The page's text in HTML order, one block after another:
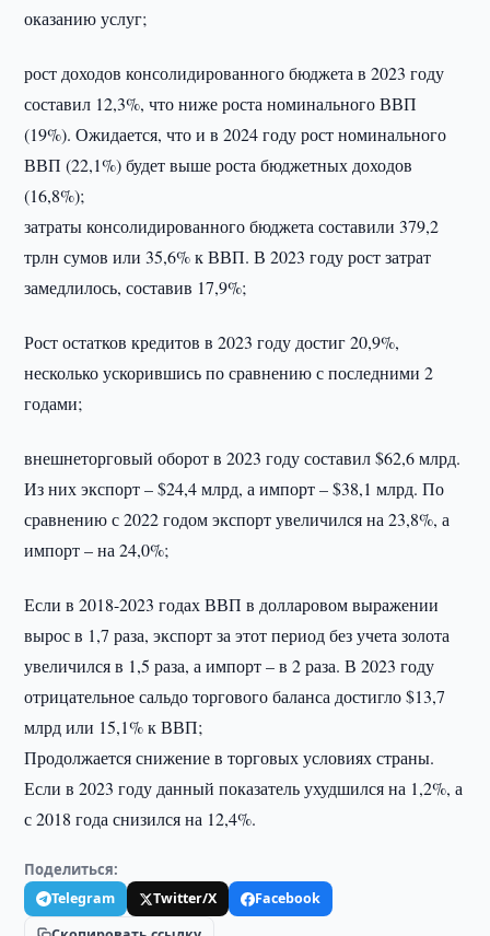
оказанию услуг;
рост доходов консолидированного бюджета в 2023 году
составил 12,3%, что ниже роста номинального ВВП
(19%). Ожидается, что и в 2024 году рост номинального
ВВП (22,1%) будет выше роста бюджетных доходов
(16,8%);
затраты консолидированного бюджета составили 379,2
трлн сумов или 35,6% к ВВП. В 2023 году рост затрат
замедлилось, составив 17,9%;
Рост остатков кредитов в 2023 году достиг 20,9%,
несколько ускорившись по сравнению с последними 2
годами;
внешнеторговый оборот в 2023 году составил $62,6 млрд.
Из них экспорт – $24,4 млрд, а импорт – $38,1 млрд. По
сравнению с 2022 годом экспорт увеличился на 23,8%, а
импорт – на 24,0%;
Если в 2018-2023 годах ВВП в долларовом выражении
вырос в 1,7 раза, экспорт за этот период без учета золота
увеличился в 1,5 раза, а импорт – в 2 раза. В 2023 году
отрицательное сальдо торгового баланса достигло $13,7
млрд или 15,1% к ВВП;
Продолжается снижение в торговых условиях страны.
Если в 2023 году данный показатель ухудшился на 1,2%, а
с 2018 года снизился на 12,4%.
Поделиться:
Telegram Twitter/X
Facebook